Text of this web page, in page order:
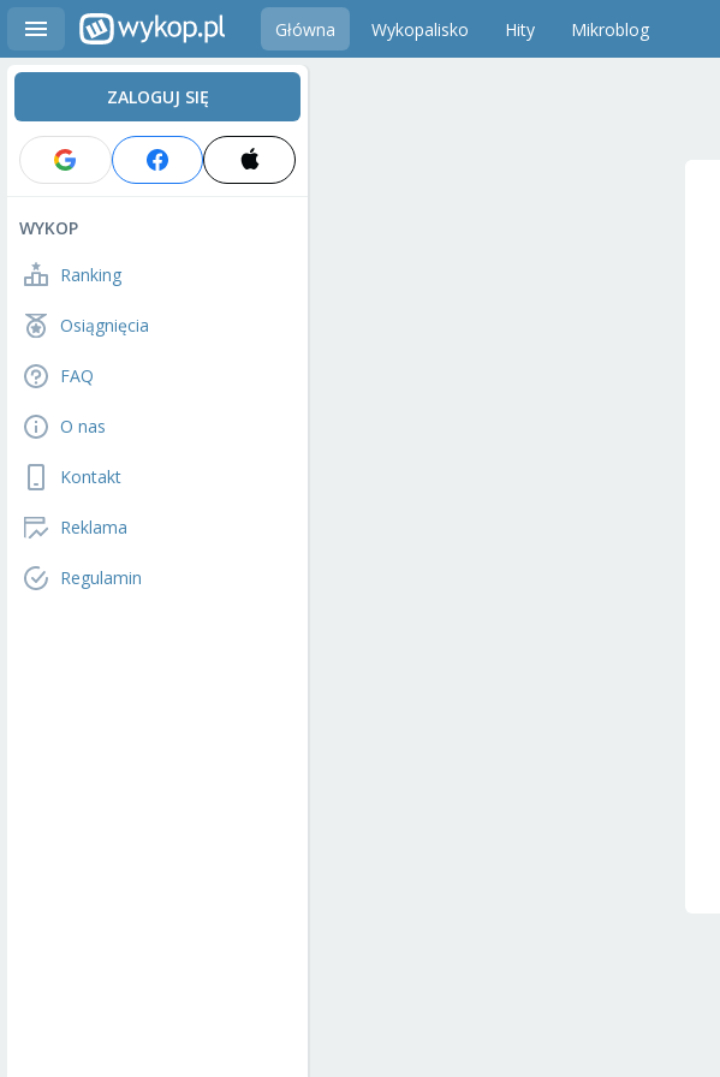
Główna Wykopalisko Hity Mikroblog
ZALOGUJ SIĘ
WYKOP
Ranking
Osiągnięcia
FAQ
O nas
Kontakt
Reklama
Regulamin